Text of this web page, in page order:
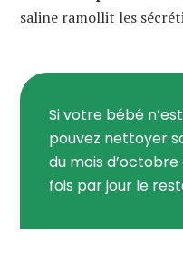
saline ramollit les
Si votre bébé
pouvez nettoyer
du mois
fois par jour le